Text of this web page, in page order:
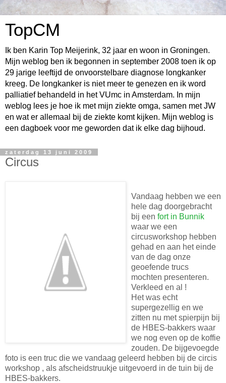
TopCM
Ik ben Karin Top Meijerink, 32 jaar en woon in Groningen.
Mijn weblog ben ik begonnen in september 2008 toen ik op
29 jarige leeftijd de onvoorstelbare diagnose longkanker
kreeg. De longkanker is niet meer te genezen en ik word
palliatief behandeld in het VUmc in Amsterdam. In mijn
weblog lees je hoe ik met mijn ziekte omga, samen met JW
en wat er allemaal bij de ziekte komt kijken. Mijn weblog is
een dagboek voor me geworden dat ik elke dag bijhoud.
zaterdag 13 juni 2009
Circus
Vandaag hebben we een
hele dag doorgebracht
bij een fort in Bunnik
waar we een
circusworkshop hebben
gehad en aan het einde
van de dag onze
geoefende trucs
mochten presenteren.
Verkleed en al !
Het was echt
supergezellig en we
zitten nu met spierpijn bij
de HBES-bakkers waar
we nog even op de koffie
zouden. De bijgevoegde
foto is een truc die we vandaag geleerd hebben bij de circis
workshop , als afscheidstruukje uitgevoerd in de tuin bij de
HBES-bakkers.